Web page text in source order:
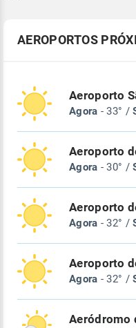
AEROPORTOS
Aeroporto
Agora - 33° /
Aeroporto
Agora - 30° /
Aeroporto
Agora - 32° /
Aeroporto
Agora - 32° /
Aeródromo